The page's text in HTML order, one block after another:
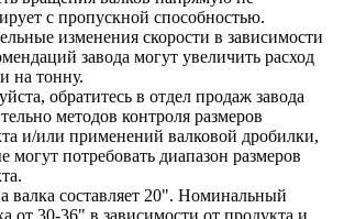
с пропускной способностью.
изменения скорости в зависимости
завода могут увеличить расход
на тонну.
обратитесь в отдел продаж завода
методов контроля размеров
и/или применений валковой дробилки,
могут потребовать диапазон размеров
валка составляет 20". Номинальный
от 30-36" в зависимости от продукта и